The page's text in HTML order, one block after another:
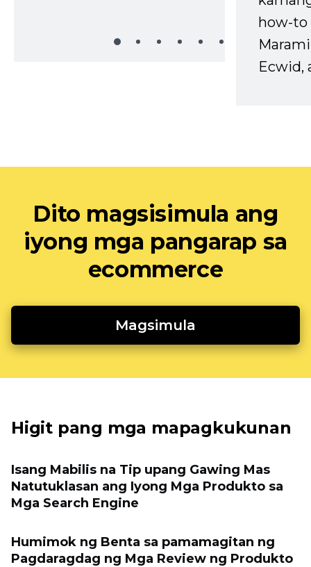
how-to
Ecwid,
Dito magsisimula ang
iyong mga pangarap sa
ecommerce
Magsimula
Higit pang mga mapagkukunan
Isang Mabilis na Tip upang Gawing Mas
Natutuklasan ang Iyong Mga Produkto sa
Mga Search Engine
Humimok ng Benta sa pamamagitan ng
Pagdaragdag ng Mga Review ng Produkto